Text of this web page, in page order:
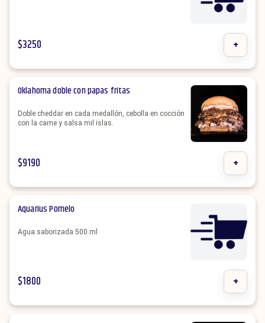
$3250 +
Oklahoma doble con papas fritas
Doble cheddar en cada medallón, cebolla en cocción
con la carne y salsa mil islas.
$9190 +
Aquarius Pomelo
Agua saborizada 500 ml
$1800 +